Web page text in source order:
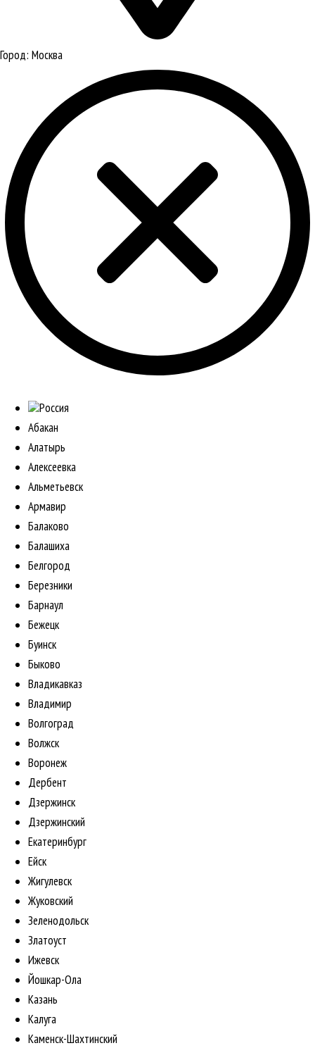
Город: Москва
Россия
Абакан
Алатырь
Алексеевка
Альметьевск
Армавир
Балаково
Балашиха
Белгород
Березники
Барнаул
Бежецк
Буинск
Быково
Владикавказ
Владимир
Волгоград
Волжск
Воронеж
Дербент
Дзержинск
Дзержинский
Екатеринбург
Ейск
Жигулевск
Жуковский
Зеленодольск
Златоуст
Ижевск
Йошкар-Ола
Казань
Калуга
Каменск-Шахтинский